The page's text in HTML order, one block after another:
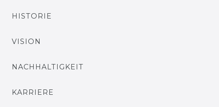
HISTORIE
VISION
NACHHALTIGKEIT
KARRIERE